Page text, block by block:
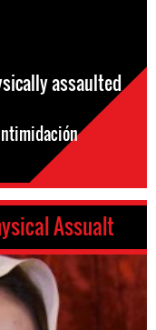
assaulted
Assualt